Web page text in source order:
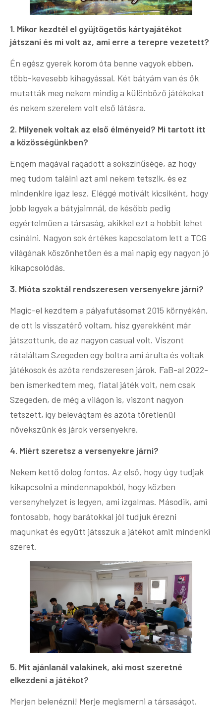
1. Mikor kezdtél el gyüjtögetős kártyajátékot
játszani és mi volt az, ami erre a terepre vezetett?
Én egész gyerek korom óta benne vagyok ebben,
több-kevesebb kihagyással. Két bátyám van és ők
mutatták meg nekem mindig a különböző játékokat
és nekem szerelem volt első látásra.
2. Milyenek voltak az első élményeid? Mi tartott itt
a közösségünkben?
Engem magával ragadott a sokszínűsége, az hogy
meg tudom találni azt ami nekem tetszik, és ez
mindenkire igaz lesz. Eléggé motivált kicsiként, hogy
jobb legyek a bátyjaimnál, de később pedig
egyértelműen a társaság, akikkel ezt a hobbit lehet
csinálni. Nagyon sok értékes kapcsolatom lett a TCG
világának köszönhetően és a mai napig egy nagyon jó
kikapcsolódás.
3. Mióta szoktál rendszeresen versenyekre járni?
Magic-el kezdtem a pályafutásomat 2015 környékén,
de ott is visszatérő voltam, hisz gyerekként már
játszottunk, de az nagyon casual volt. Viszont
rátaláltam Szegeden egy boltra ami árulta és voltak
játékosok és azóta rendszeresen járok. FaB-al 2022-
ben ismerkedtem meg, fiatal játék volt, nem csak
Szegeden, de még a világon is, viszont nagyon
tetszett, így belevágtam és azóta töretlenül
növekszünk és járok versenyekre.
4. Miért szeretsz a versenyekre járni?
Nekem kettő dolog fontos. Az első, hogy úgy tudjak
kikapcsolni a mindennapokból, hogy közben
versenyhelyzet is legyen, ami izgalmas. Második, ami
fontosabb, hogy barátokkal jól tudjuk érezni
magunkat és együtt játsszuk a játékot amit mindenki
szeret.
5. Mit ajánlanál valakinek, aki most szeretné
elkezdeni a játékot?
Merjen belenézni! Merje megismerni a társaságot.